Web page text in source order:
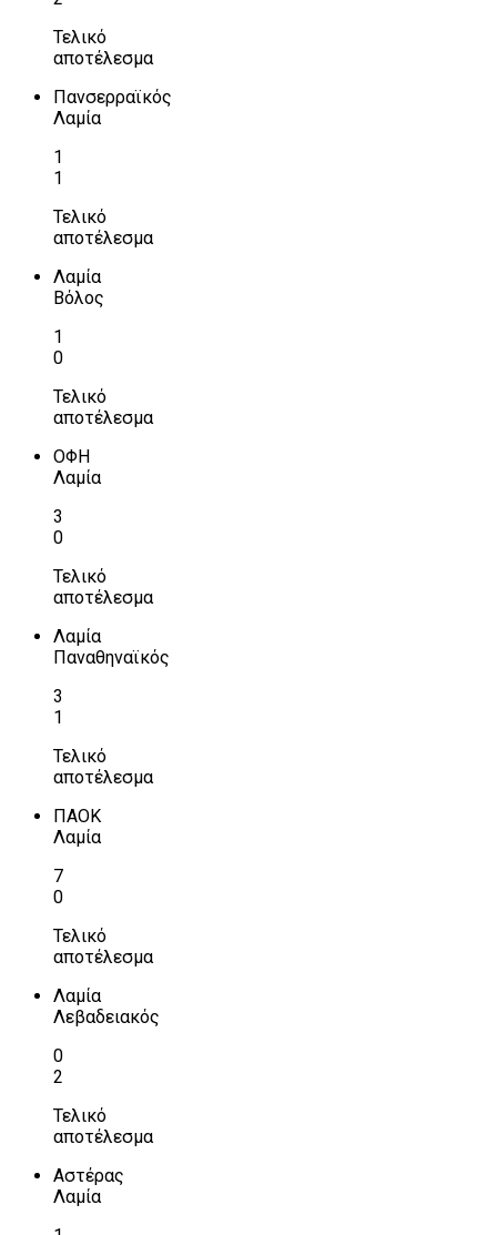
Τελικό
αποτέλεσμα
Πανσερραϊκός
Λαμία
1
1
Τελικό
αποτέλεσμα
Λαμία
Βόλος
1
0
Τελικό
αποτέλεσμα
ΟΦΗ
Λαμία
3
0
Τελικό
αποτέλεσμα
Λαμία
Παναθηναϊκός
3
1
Τελικό
αποτέλεσμα
ΠΑΟΚ
Λαμία
7
0
Τελικό
αποτέλεσμα
Λαμία
Λεβαδειακός
0
2
Τελικό
αποτέλεσμα
Αστέρας
Λαμία